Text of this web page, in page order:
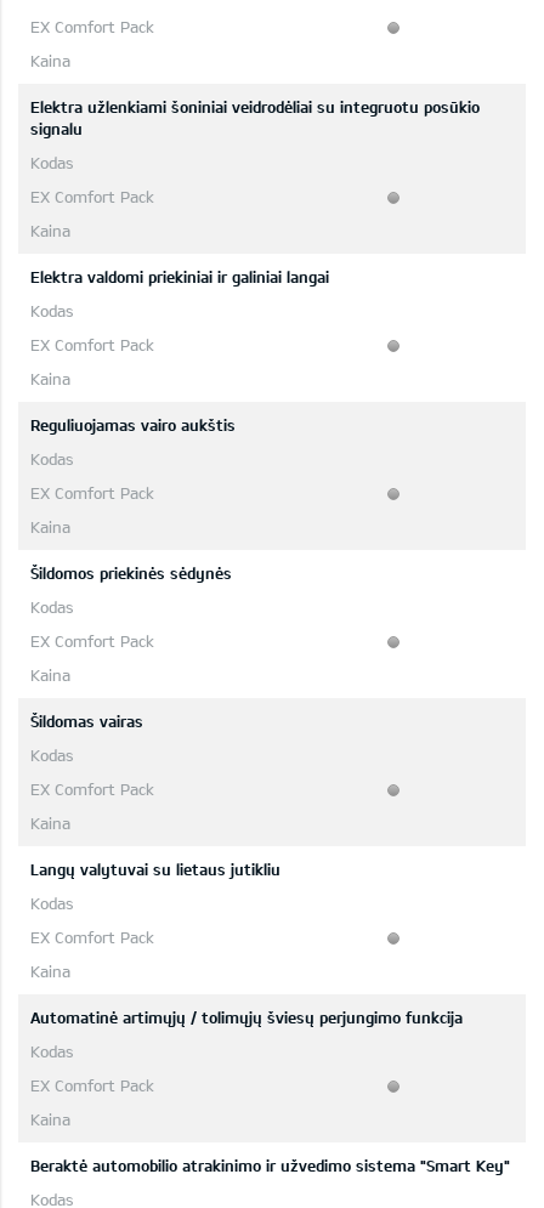
Elektra užlenkiami šoniniai veidrodėliai su integruotu posūkio
signalu
Elektra valdomi priekiniai ir galiniai langai
Reguliuojamas vairo aukštis
Šildomos priekinės sėdynės
Šildomas vairas
Langų valytuvai su lietaus jutikliu
Automatinė artimųjų / tolimųjų šviesų perjungimo funkcija
Beraktė automobilio atrakinimo ir užvedimo sistema "Smart Key"